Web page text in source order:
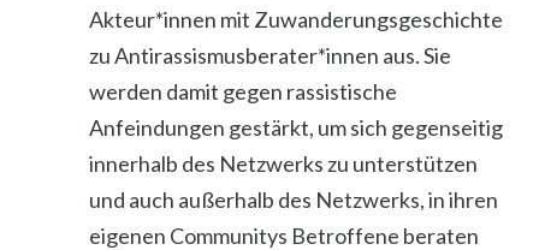
Akteur*innen mit Zuwanderungsgeschichte
zu Antirassismusberater*innen aus. Sie
werden damit gegen rassistische
Anfeindungen gestärkt, um sich gegenseitig
innerhalb des Netzwerks zu unterstützen
und auch außerhalb des Netzwerks, in ihren
eigenen Communitys Betroffene beraten